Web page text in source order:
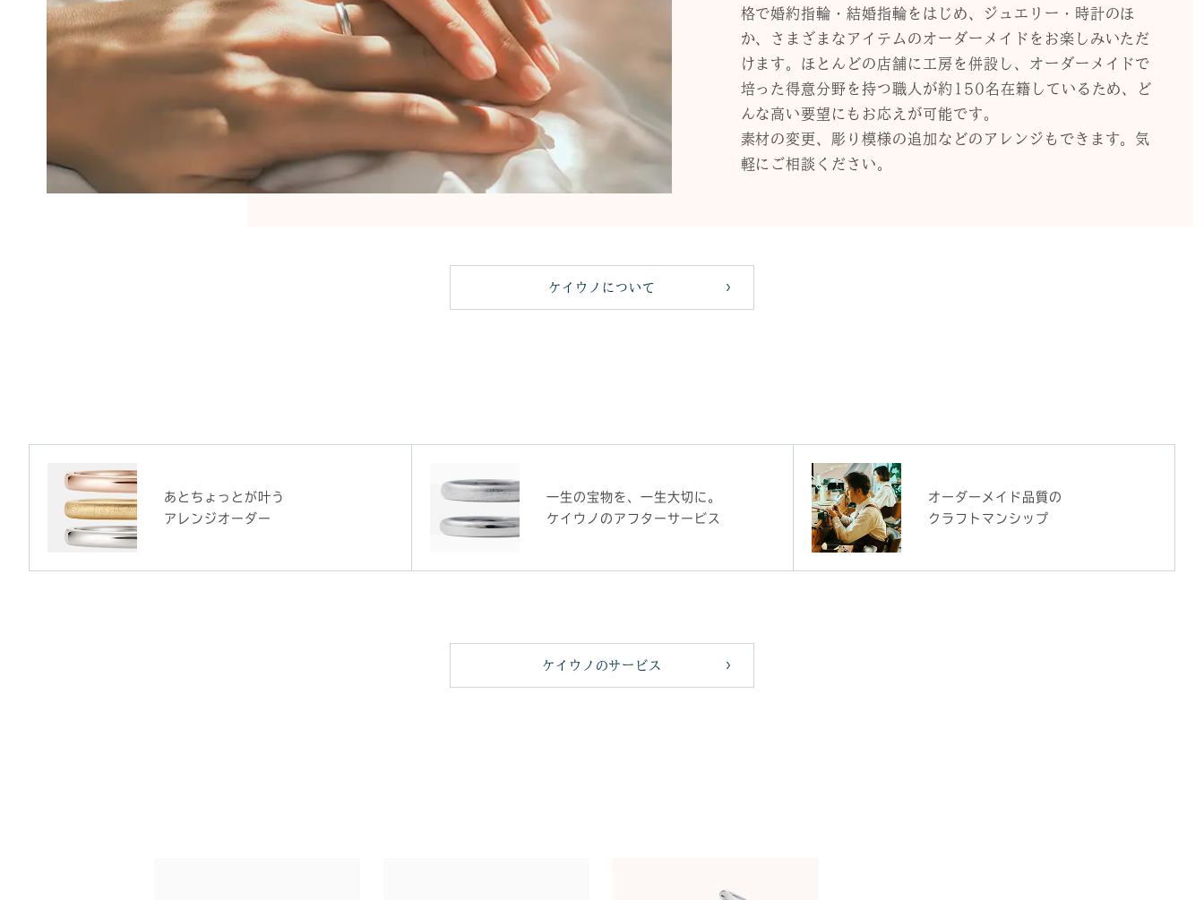
格で婚約指輪・結婚指輪をはじめ、ジュエリー・時計のほ
か、さまざまなアイテムのオーダーメイドをお楽しみいただ
けます。ほとんどの店舗に工房を併設し、オーダーメイドで
培った得意分野を持つ職人が約150名在籍しているため、ど
んな高い要望にもお応えが可能です。
素材の変更、彫り模様の追加などのアレンジもできます。気
軽にご相談ください。
ケイウノについて
あとちょっとが叶う
アレンジオーダー
一生の宝物を、一生大切に。
ケイウノのアフターサービス
オーダーメイド品質の
クラフトマンシップ
ケイウノのサービス